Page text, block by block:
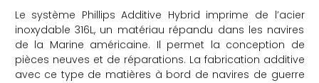
Le système Phillips Additive Hybrid imprime de l’acier
inoxydable 316L, un matériau répandu dans les navires
de la Marine américaine. Il permet la conception de
pièces neuves et de réparations. La fabrication additive
avec ce type de matières à bord de navires de guerre